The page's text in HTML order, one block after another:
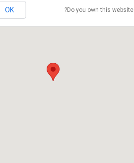
Do you own this website?
OK